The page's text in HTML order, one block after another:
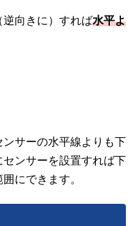
逆向きに）すれば水平よ
サーの水平線よりも下
ンサーを設置すれば下
にできます。